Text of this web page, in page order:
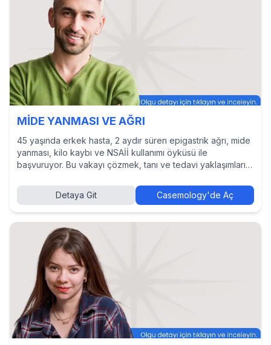
MİDE YANMASI VE AĞRI
45 yaşında erkek hasta, 2 aydır süren epigastrik ağrı, mide
yanması, kilo kaybı ve NSAİİ kullanımı öyküsü ile
başvuruyor. Bu vakayı çözmek, tanı ve tedavi yaklaşımlarını
Casemology’de vakayı keşfedin.
Detaya Git Casemology'de Aç